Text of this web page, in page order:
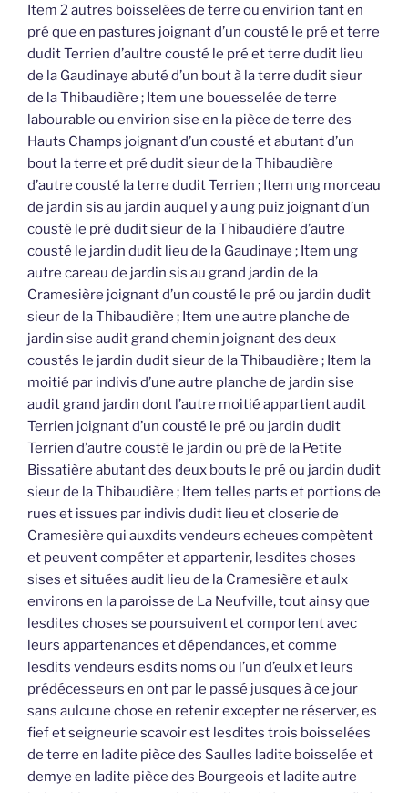
Item 2 autres boisselées de terre ou envirion tant en
pré que en pastures joignant d’un cousté le pré et terre
dudit Terrien d’aultre cousté le pré et terre dudit lieu
de la Gaudinaye abuté d’un bout à la terre dudit sieur
de la Thibaudière ; Item une bouesselée de terre
labourable ou envirion sise en la pièce de terre des
Hauts Champs joignant d’un cousté et abutant d’un
bout la terre et pré dudit sieur de la Thibaudière
d’autre cousté la terre dudit Terrien ; Item ung morceau
de jardin sis au jardin auquel y a ung puiz joignant d’un
cousté le pré dudit sieur de la Thibaudière d’autre
cousté le jardin dudit lieu de la Gaudinaye ; Item ung
autre careau de jardin sis au grand jardin de la
Cramesière joignant d’un cousté le pré ou jardin dudit
sieur de la Thibaudière ; Item une autre planche de
jardin sise audit grand chemin joignant des deux
coustés le jardin dudit sieur de la Thibaudière ; Item la
moitié par indivis d’une autre planche de jardin sise
audit grand jardin dont l’autre moitié appartient audit
Terrien joignant d’un cousté le pré ou jardin dudit
Terrien d’autre cousté le jardin ou pré de la Petite
Bissatière abutant des deux bouts le pré ou jardin dudit
sieur de la Thibaudière ; Item telles parts et portions de
rues et issues par indivis dudit lieu et closerie de
Cramesière qui auxdits vendeurs echeues compètent
et peuvent compéter et appartenir, lesdites choses
sises et situées audit lieu de la Cramesière et aulx
environs en la paroisse de La Neufville, tout ainsy que
lesdites choses se poursuivent et comportent avec
leurs appartenances et dépendances, et comme
lesdits vendeurs esdits noms ou l’un d’eulx et leurs
prédécesseurs en ont par le passé jusques à ce jour
sans aulcune chose en retenir excepter ne réserver, es
fief et seigneurie scavoir est lesdites trois boisselées
de terre en ladite pièce des Saulles ladite boisselée et
demye en ladite pièce des Bourgeois et ladite autre